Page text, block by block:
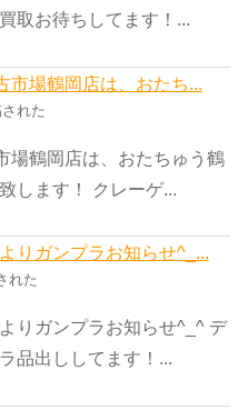
取お待ちしてます！...
場鶴岡店は、おたち...
れた
場鶴岡店は、おたちゅう鶴
します！ クレーゲ...
りガンプラお知らせ^_...
れた
りガンプラお知らせ^_^ デ
品出ししてます！...